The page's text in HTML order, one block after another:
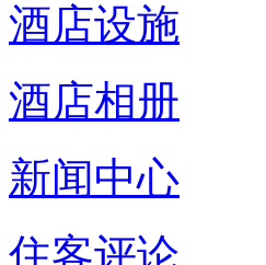
酒店设施
酒店相册
新闻中心
住客评论